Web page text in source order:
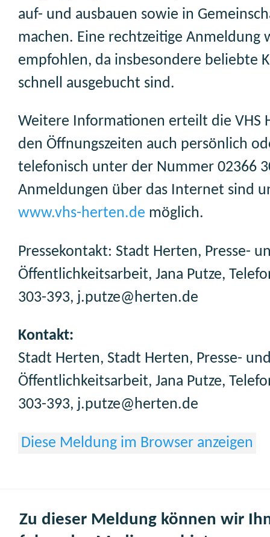
auf- und ausbauen sowie in
machen. Eine rechtzeitige Anmeldung
empfohlen, da insbesondere beliebte
schnell ausgebucht sind.
Weitere Informationen erteilt die VHS
den Öffnungszeiten auch persönlich
telefonisch unter der Nummer 02366
Anmeldungen über das Internet sind
www.vhs-herten.de möglich.
Pressekontakt: Stadt Herten, Presse-
Öffentlichkeitsarbeit, Jana Putze,
303-393, j.putze@herten.de
Kontakt:
Stadt Herten, Stadt Herten, Presse-
Öffentlichkeitsarbeit, Jana Putze,
303-393, j.putze@herten.de
Diese Meldung im Browser anzeigen
Zu dieser Meldung können wir